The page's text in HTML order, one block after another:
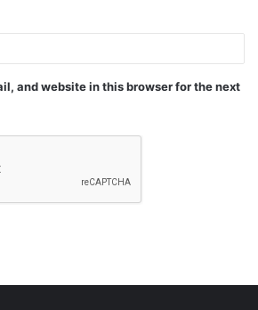
and website in this browser for the next